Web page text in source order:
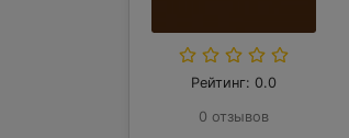
Рейтинг: 0.0
0 отзывов